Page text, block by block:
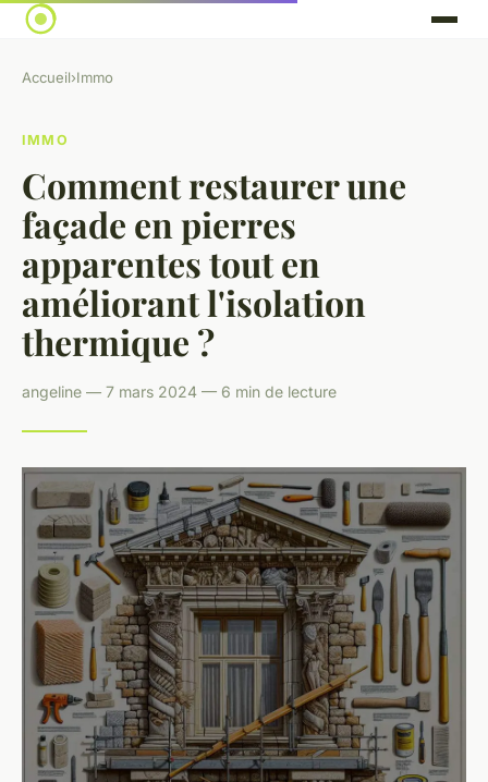
Accueil›Immo
IMMO
Comment restaurer une
façade en pierres
apparentes tout en
améliorant l'isolation
thermique ?
angeline — 7 mars 2024 — 6 min de lecture